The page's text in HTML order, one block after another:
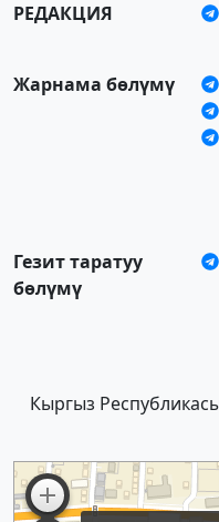
РЕДАКЦИЯ
Жарнама бөлүмү
Гезит таратуу
бөлүмү
Кыргыз